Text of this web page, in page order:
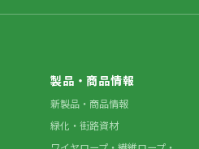
製品・商品情報
新製品・商品情報
緑化・街路資材